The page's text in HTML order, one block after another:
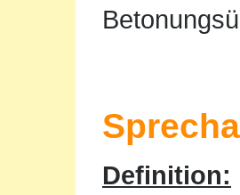
Definition: